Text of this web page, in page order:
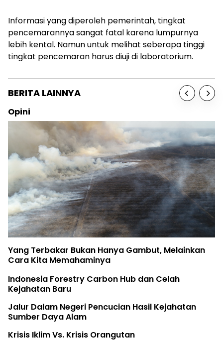
Informasi yang diperoleh pemerintah, tingkat
pencemarannya sangat fatal karena lumpurnya
lebih kental. Namun untuk melihat seberapa tinggi
tingkat pencemaran harus diuji di laboratorium.
BERITA LAINNYA
Opini
Yang Terbakar Bukan Hanya Gambut, Melainkan
Cara Kita Memahaminya
Indonesia Forestry Carbon Hub dan Celah
Kejahatan Baru
Jalur Dalam Negeri Pencucian Hasil Kejahatan
Sumber Daya Alam
Krisis Iklim Vs. Krisis Orangutan